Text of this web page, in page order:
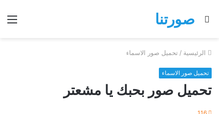
صورتنا
بحث
الرئيسية / تحميل صور الاسماء
تحميل صور الاسماء
تحميل صور بحبك يا مشعتر